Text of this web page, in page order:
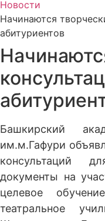
Новости
Начинаются
абитуриентов
Башкирский
им.м.Гафури
консультаций
документы на
целевое
театральное